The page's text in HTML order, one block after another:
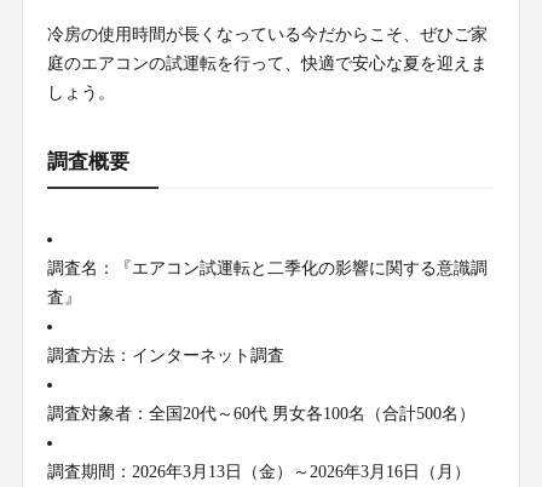
冷房の使用時間が長くなっている今だからこそ、ぜひご家
庭のエアコンの試運転を行って、快適で安心な夏を迎えま
しょう。
調査概要
調査名：『エアコン試運転と二季化の影響に関する意識調
査』
調査方法：インターネット調査
調査対象者：全国20代～60代 男女各100名（合計500名）
調査期間：2026年3月13日（金）～2026年3月16日（月）